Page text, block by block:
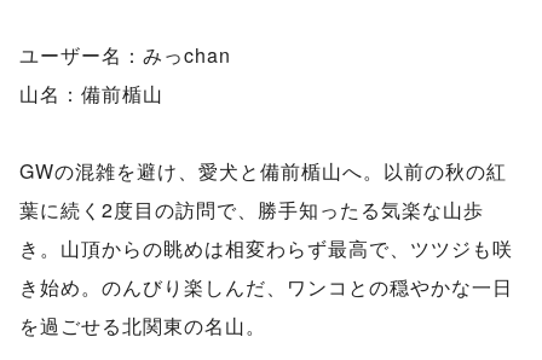
ユーザー名：みっchan
山名：備前楯山
GWの混雑を避け、愛犬と備前楯山へ。以前の秋の紅
葉に続く2度目の訪問で、勝手知ったる気楽な山歩
き。山頂からの眺めは相変わらず最高で、ツツジも咲
き始め。のんびり楽しんだ、ワンコとの穏やかな一日
を過ごせる北関東の名山。